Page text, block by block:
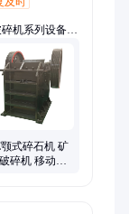
机系列设备、
制碳系列设备
颚式碎石机 矿
碎机 移动式